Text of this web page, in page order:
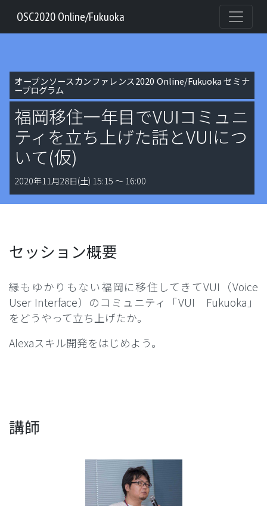
OSC2020 Online/Fukuoka
オープンソースカンファレンス2020 Online/Fukuoka セミナ
ープログラム
福岡移住一年目でVUIコミュニ
ティを立ち上げた話とVUIにつ
いて(仮)
2020年11月28日(土) 15:15 〜 16:00
セッション概要
縁もゆかりもない福岡に移住してきてVUI（Voice
User Interface）のコミュニティ「VUI Fukuoka」
をどうやって立ち上げたか。
Alexaスキル開発をはじめよう。
講師